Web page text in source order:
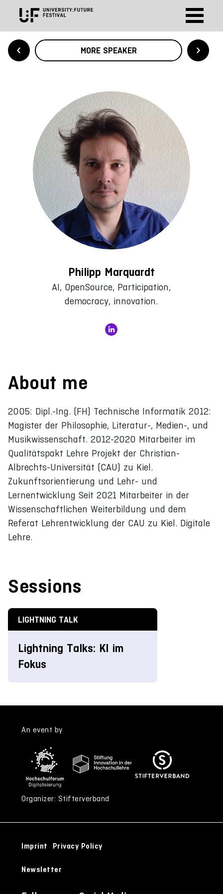
MORE SPEAKER
Philipp Marquardt
AI, OpenSource, Participation,
democracy, innovation.
About me
2005: Dipl.-Ing. (FH) Technische Informatik 2012:
Magister der Philosophie, Literatur-, Medien-, und
Musikwissenschaft. 2012-2020 Mitarbeiter im
Qualitätspakt Lehre Projekt der Christian-
Albrechts-Universität (CAU) zu Kiel.
Zukunftsorientierung und Lehr- und
Lernentwicklung Seit 2021 Mitarbeiter in der
Wissenschaftlichen Weiterbildung und dem
Referat Lehrentwicklung der CAU zu Kiel. Digitale
Lehre.
Sessions
LIGHTNING TALK
Lightning Talks: KI im
Fokus
An event by
Organizer: Stifterverband
Imprint Privacy Policy
Newsletter